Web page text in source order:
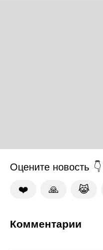
Оцените новость
❤️ 🙏 😹
Комментарии